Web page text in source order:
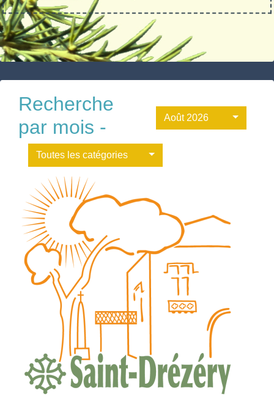
Recherche
par mois -
Août 2026
Toutes les catégories